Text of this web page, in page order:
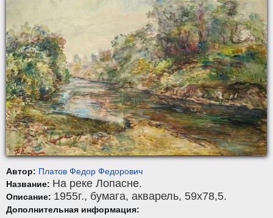
Автор: Платов Федор Федорович
Название: На реке Лопасне.
Описание: 1955г., бумага, акварель, 59x78,5.
Дополнительная информация: